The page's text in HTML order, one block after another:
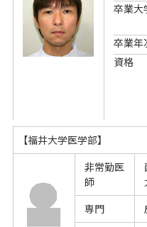
卒業大
卒業年
資格
【福井大学医学部】
非常勤医
師
専門